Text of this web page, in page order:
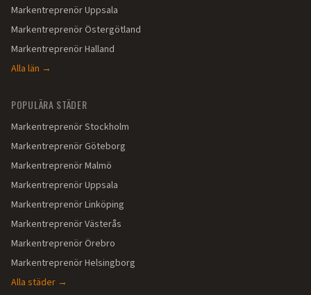
MarkentreprenörUppsala
MarkentreprenörÖstergötland
MarkentreprenörHalland
Alla län →
POPULÄRA STÄDER
MarkentreprenörStockholm
MarkentreprenörGöteborg
MarkentreprenörMalmö
MarkentreprenörUppsala
MarkentreprenörLinköping
MarkentreprenörVästerås
MarkentreprenörÖrebro
MarkentreprenörHelsingborg
Alla städer →